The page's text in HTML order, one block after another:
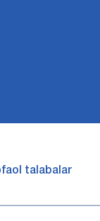
talabalar